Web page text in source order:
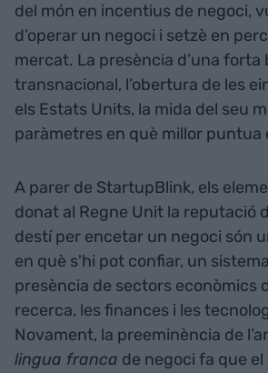
del món en incentius de negoci,
d’operar un negoci i setzè en
mercat. La presència d’una forta
transnacional, l’obertura de les
els Estats Units, la mida del seu
paràmetres en què millor puntua
A parer de StartupBlink, els
donat al Regne Unit la reputació
destí per encetar un negoci són
en què s'hi pot confiar, un
presència de sectors econòmics
recerca, les finances i les
Novament, la preeminència de
lingua franca de negoci fa que